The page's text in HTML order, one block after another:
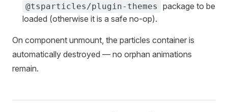
@tsparticles/plugin-themes
package to be
loaded (otherwise it is a safe no-op).
On component unmount, the particles container is
automatically destroyed — no orphan animations
remain.